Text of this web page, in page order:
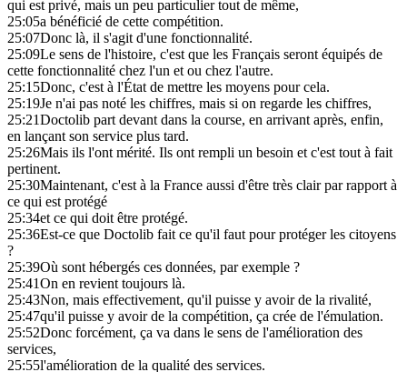
qui est privé, mais un peu particulier tout de même,
25:05a bénéficié de cette compétition.
25:07Donc là, il s'agit d'une fonctionnalité.
25:09Le sens de l'histoire, c'est que les Français seront équipés de
cette fonctionnalité chez l'un et ou chez l'autre.
25:15Donc, c'est à l'État de mettre les moyens pour cela.
25:19Je n'ai pas noté les chiffres, mais si on regarde les chiffres,
25:21Doctolib part devant dans la course, en arrivant après, enfin,
en lançant son service plus tard.
25:26Mais ils l'ont mérité. Ils ont rempli un besoin et c'est tout à fait
pertinent.
25:30Maintenant, c'est à la France aussi d'être très clair par rapport à
ce qui est protégé
25:34et ce qui doit être protégé.
25:36Est-ce que Doctolib fait ce qu'il faut pour protéger les citoyens
?
25:39Où sont hébergés ces données, par exemple ?
25:41On en revient toujours là.
25:43Non, mais effectivement, qu'il puisse y avoir de la rivalité,
25:47qu'il puisse y avoir de la compétition, ça crée de l'émulation.
25:52Donc forcément, ça va dans le sens de l'amélioration des
services,
25:55l'amélioration de la qualité des services.